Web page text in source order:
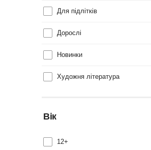
Для підлітків
Дорослі
Новинки
Художня література
Вік
12+